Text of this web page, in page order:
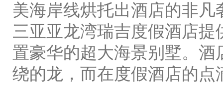
美海岸线烘托出酒店的非凡
三亚亚龙湾瑞吉度假酒店
置豪华的超大海景别墅。
绕的龙，而在度假酒店的